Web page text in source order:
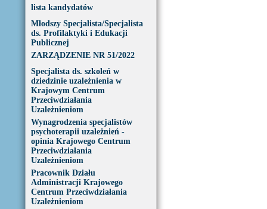
lista kandydatów
Młodszy Specjalista/Specjalista
ds. Profilaktyki i Edukacji
Publicznej
ZARZĄDZENIE NR 51/2022
Specjalista ds. szkoleń w
dziedzinie uzależnienia w
Krajowym Centrum
Przeciwdziałania
Uzależnieniom
Wynagrodzenia specjalistów
psychoterapii uzależnień -
opinia Krajowego Centrum
Przeciwdziałania
Uzależnieniom
Pracownik Działu
Administracji Krajowego
Centrum Przeciwdziałania
Uzależnieniom